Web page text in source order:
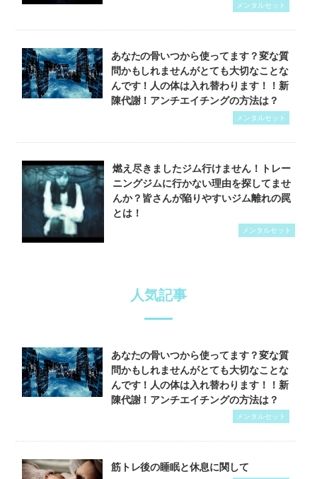
メンタルセット
あなたの骨いつから使ってます？変な質
問かもしれませんがとても大切なことな
んです！人の体は入れ替わります！！新
陳代謝！アンチエイチングの方法は？
メンタルセット
燃え尽きましたジム行けません！トレー
ニングジムに行かない理由を探してませ
んか？皆さんが陥りやすいジム離れの罠
とは！
メンタルセット
人気記事
あなたの骨いつから使ってます？変な質
問かもしれませんがとても大切なことな
んです！人の体は入れ替わります！！新
陳代謝！アンチエイチングの方法は？
メンタルセット
筋トレ後の睡眠と休息に関して